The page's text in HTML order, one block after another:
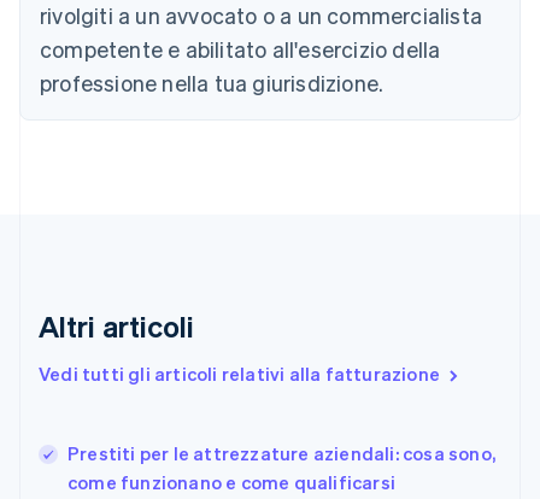
rivolgiti a un avvocato o a un commercialista
competente e abilitato all'esercizio della
professione nella tua giurisdizione.
Altri articoli
Vedi tutti gli articoli relativi alla fatturazione
Prestiti per le attrezzature aziendali: cosa sono,
come funzionano e come qualificarsi
Canada
EnglishFrançais
Cina continentale
简体中文English
Cipro
English
Finlandia
Germania
DeutschEnglish